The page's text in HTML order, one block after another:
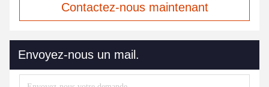
Contactez-nous maintenant
Envoyez-nous un mail.